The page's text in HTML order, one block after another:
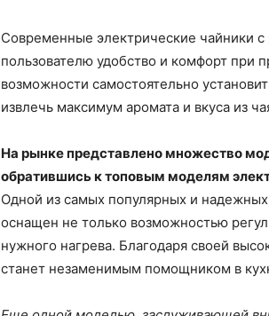
Современные электрические чайники
пользователю удобство и комфорт при
возможности самостоятельно
извлечь максимум аромата и вкуса из
На рынке представлено множество
обратившись к топовым моделям
Одной из самых популярных и
оснащен не только возможностью
нужного нагрева. Благодаря своей
станет незаменимым помощником в